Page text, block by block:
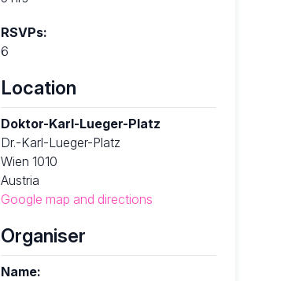
RSVPs:
6
Location
Doktor-Karl-Lueger-Platz
Dr.-Karl-Lueger-Platz
Wien 1010
Austria
Google map and directions
Organiser
Name: